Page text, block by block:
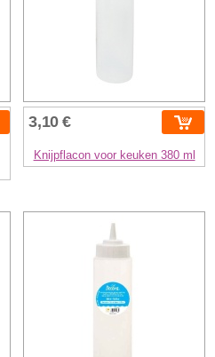
3,10 €
Knijpflacon voor keuken 380 ml